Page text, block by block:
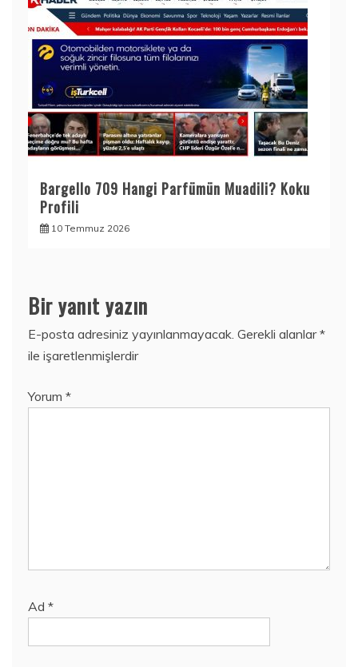
Bargello 709 Hangi Parfümün Muadili? Koku
Profili
10 Temmuz 2026
Bir yanıt yazın
E-posta adresiniz yayınlanmayacak. Gerekli alanlar*
ile işaretlenmişlerdir
Yorum *
Ad *